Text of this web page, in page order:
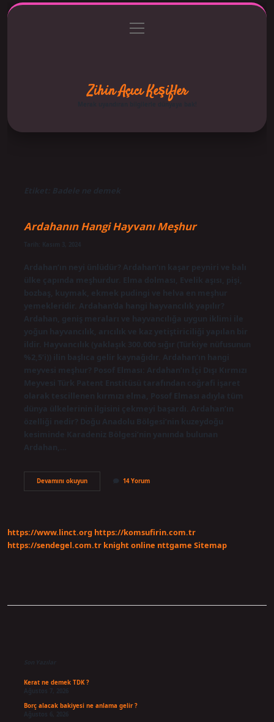
Gizlilik Politikası
menüyü
aç
Zihin Açıcı Keşifler
Merak uyandıran bilgilerle dünyaya bak!
Etiket: Badele ne demek
Ardahanın Hangi Hayvanı Meşhur
Ardahan’ın neyi ünlüdür? Ardahan’ın kaşar peyniri ve balı
ülke çapında meşhurdur. Elma dolması, Evelik aşısı, pişi,
bozbaş, kuymak, ekmek pudingi ve helva en meşhur
yemekleridir. Ardahan’da hangi hayvancılık yapılır?
Ardahan, geniş meraları ve hayvancılığa uygun iklimi ile
yoğun hayvancılık, arıcılık ve kaz yetiştiriciliği yapılan bir
ildir. Hayvancılık (yaklaşık 300.000 sığır (Türkiye nüfusunun
%2,5’i)) ilin başlıca gelir kaynağıdır. Ardahan’ın hangi
meyvesi meşhur? Posof Elması: Ardahan’ın İçi Dışı Kırmızı
Meyvesi Türk Patent Enstitüsü tarafından coğrafi işaret
olarak tescillenen kırmızı elma, Posof Elması adıyla tüm
dünya ülkelerinin ilgisini çekmeyi başardı. Ardahan’ın
özelliği nedir? Doğu Anadolu Bölgesi’nin kuzeydoğu
kesiminde Karadeniz Bölgesi’nin yanında bulunan
Devamını okuyunArdahanın
Hangi
14 Yorum
https://www.linct.org https://komsufirin.com.tr
https://sendegel.com.tr knight online nttgame Sitemap
Son Yazılar
Kerat ne demek TDK ?
Ağustos 7, 2026
Borç alacak bakiyesi ne anlama gelir ?
Ağustos 6, 2026